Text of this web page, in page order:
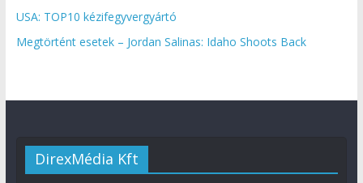
USA: TOP10 kézifegyvergyártó
Megtörtént esetek – Jordan Salinas: Idaho Shoots Back
DirexMédia Kft